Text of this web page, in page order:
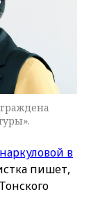
в
пишет,